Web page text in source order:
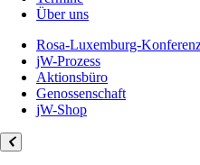
Über uns
Rosa-Luxemburg-
jW-Prozess
Aktionsbüro
Genossenschaft
jW-Shop